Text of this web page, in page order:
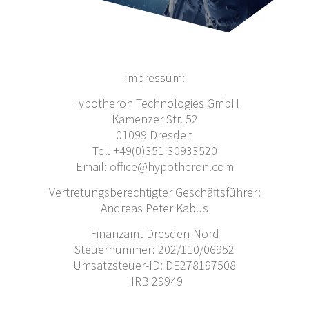
Impressum:
Hypotheron Technologies GmbH
Kamenzer Str. 52
01099 Dresden
Tel. +49(0)351-30933520
Email: office@hypotheron.com
Vertretungsberechtigter Geschäftsführer:
Andreas Peter Kabus
Finanzamt Dresden-Nord
Steuernummer: 202/110/06952
Umsatzsteuer-ID: DE278197508
HRB 29949